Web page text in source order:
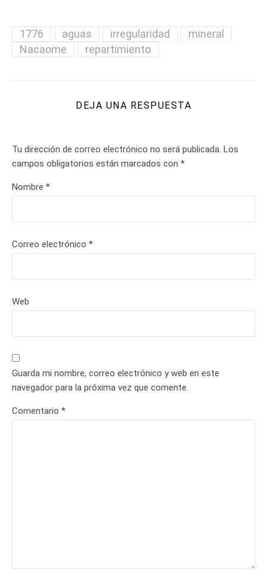
1776 aguas irregularidad
mineral
Nacaome
repartimiento
DEJA UNA RESPUESTA
Tu dirección de correo electrónico no será publicada. Los
campos obligatorios están marcados con *
Nombre *
Correo electrónico *
Web
Guarda mi nombre, correo electrónico y web en este
navegador para la próxima vez que comente.
Comentario *